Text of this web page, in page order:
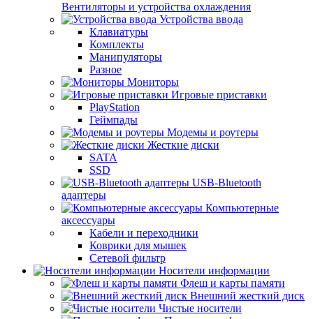
Вентиляторы и устройства охлаждения
Устройства ввода
Клавиатуры
Комплекты
Манипуляторы
Разное
Мониторы
Игровые приставки
PlayStation
Геймпады
Модемы и роутеры
Жесткие диски
SATA
SSD
USB-Bluetooth
адаптеры
Компьютерные
аксессуары
Кабели и переходники
Коврики для мышек
Сетевой фильтр
Носители информации
Флеш и карты памяти
Внешний жесткий диск
Чистые носители